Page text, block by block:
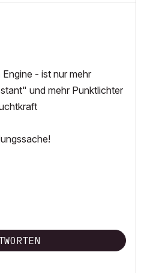
- ist nur mehr
und mehr Punktlichter